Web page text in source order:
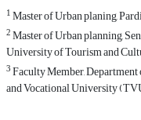
1Master of Urban planing,
2Master of Urban planning,
University of Tourism and
3Faculty Member,
and Vocational University